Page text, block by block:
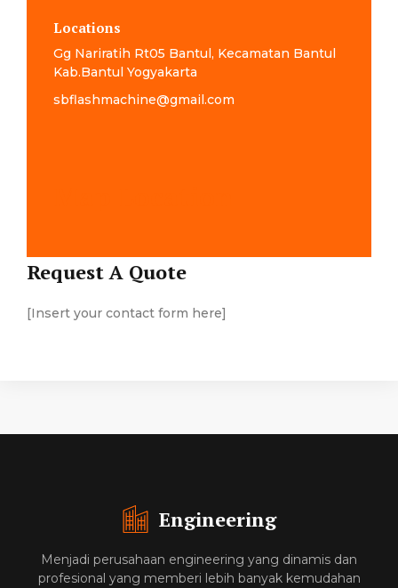
Locations
Gg Nariratih Rt05 Bantul, Kecamatan Bantul
Kab.Bantul Yogyakarta
sbflashmachine@gmail.com
Request A Quote
[Insert your contact form here]
Engineering
Menjadi perusahaan engineering yang dinamis dan
profesional yang memberi lebih banyak kemudahan